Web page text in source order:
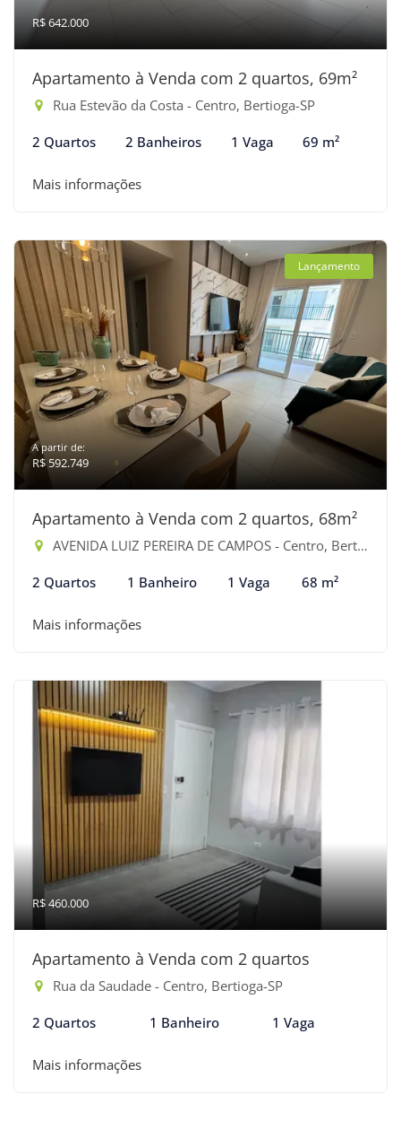
R$ 642.000
Apartamento à Venda com 2 quartos, 69m²
Rua Estevão da Costa - Centro, Bertioga-SP
2 Quartos 2 Banheiros 1 Vaga 69 m²
Mais informações
Lançamento
A partir de:
R$ 592.749
Apartamento à Venda com 2 quartos, 68m²
AVENIDA LUIZ PEREIRA DE CAMPOS - Centro, Bertioga-SP
2 Quartos 1 Banheiro 1 Vaga 68 m²
Mais informações
R$ 460.000
Apartamento à Venda com 2 quartos
Rua da Saudade - Centro, Bertioga-SP
2 Quartos 1 Banheiro 1 Vaga
Mais informações